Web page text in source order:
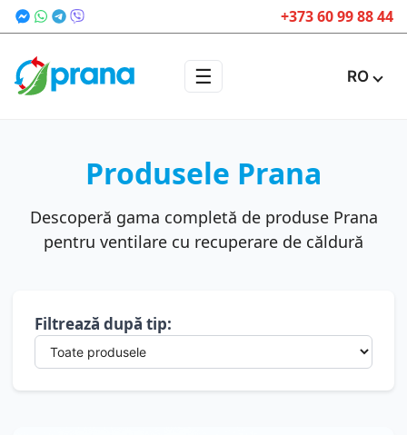
+373 60 99 88 44
☰ RO
Produsele Prana
Descoperă gama completă de produse Prana
pentru ventilare cu recuperare de căldură
Filtrează după tip: